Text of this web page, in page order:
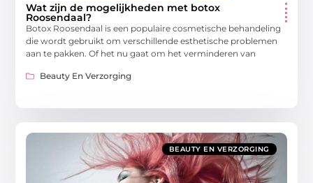
Wat zijn de mogelijkheden met botox
Roosendaal?
Botox Roosendaal is een populaire cosmetische behandeling
die wordt gebruikt om verschillende esthetische problemen
aan te pakken. Of het nu gaat om het verminderen van
Beauty En Verzorging
BEAUTY EN VERZORGING